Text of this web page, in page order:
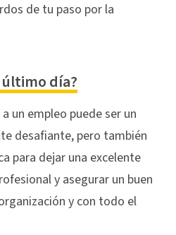
de tu paso por la
día?
un empleo puede ser un
desafiante, pero también
para dejar una excelente
y asegurar un buen
y con todo el